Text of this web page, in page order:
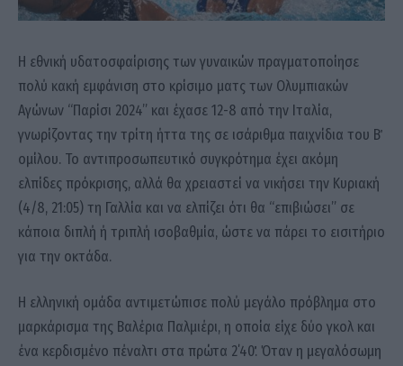
Η εθνική υδατοσφαίρισης των γυναικών πραγματοποίησε
πολύ κακή εμφάνιση στο κρίσιμο ματς των Ολυμπιακών
Αγώνων “Παρίσι 2024” και έχασε 12-8 από την Ιταλία,
γνωρίζοντας την τρίτη ήττα της σε ισάριθμα παιχνίδια του Β΄
ομίλου. Το αντιπροσωπευτικό συγκρότημα έχει ακόμη
ελπίδες πρόκρισης, αλλά θα χρειαστεί να νικήσει την Κυριακή
(4/8, 21:05) τη Γαλλία και να ελπίζει ότι θα “επιβιώσει” σε
κάποια διπλή ή τριπλή ισοβαθμία, ώστε να πάρει το εισιτήριο
για την οκτάδα.
Η ελληνική ομάδα αντιμετώπισε πολύ μεγάλο πρόβλημα στο
μαρκάρισμα της Βαλέρια Παλμιέρι, η οποία είχε δύο γκολ και
ένα κερδισμένο πέναλτι στα πρώτα 2΄40΄΄. Όταν η μεγαλόσωμη